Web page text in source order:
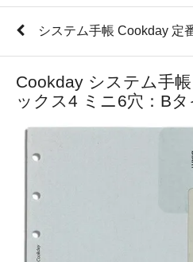
システム手帳 Cookday 定
Cookday システム手
ックス4 ミニ6穴：B